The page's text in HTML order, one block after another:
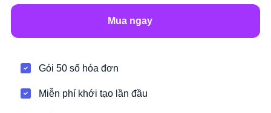
Mua ngay
Gói 50 số hóa đơn
Miễn phí khới tạo lần đầu